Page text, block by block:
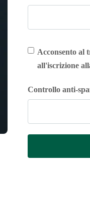
Acconsento al
all'iscrizione
Controllo anti-